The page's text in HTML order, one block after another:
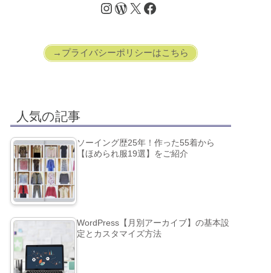
→プライバシーポリシーはこちら
人気の記事
ソーイング歴25年！作った55着から
【ほめられ服19選】をご紹介
WordPress【月別アーカイブ】の基本設
定とカスタマイズ方法